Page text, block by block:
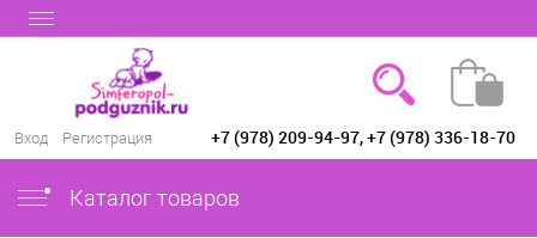
Вход Регистрация +7 (978) 209-94-97, +7 (978) 336-18-70
Каталог товаров